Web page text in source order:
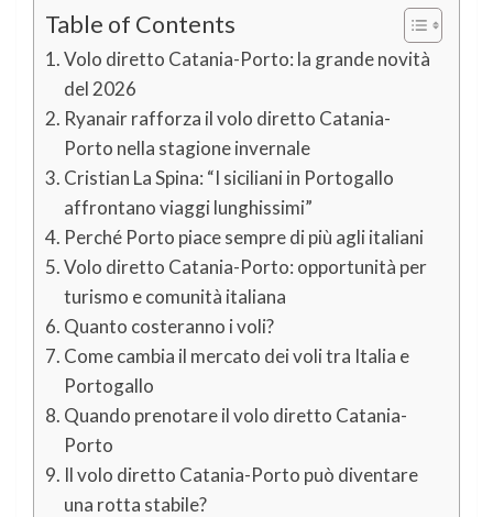
Table of Contents
Volo diretto Catania-Porto: la grande novità
del 2026
Ryanair rafforza il volo diretto Catania-
Porto nella stagione invernale
Cristian La Spina: “I siciliani in Portogallo
affrontano viaggi lunghissimi”
Perché Porto piace sempre di più agli italiani
Volo diretto Catania-Porto: opportunità per
turismo e comunità italiana
Quanto costeranno i voli?
Come cambia il mercato dei voli tra Italia e
Portogallo
Quando prenotare il volo diretto Catania-
Porto
Il volo diretto Catania-Porto può diventare
una rotta stabile?